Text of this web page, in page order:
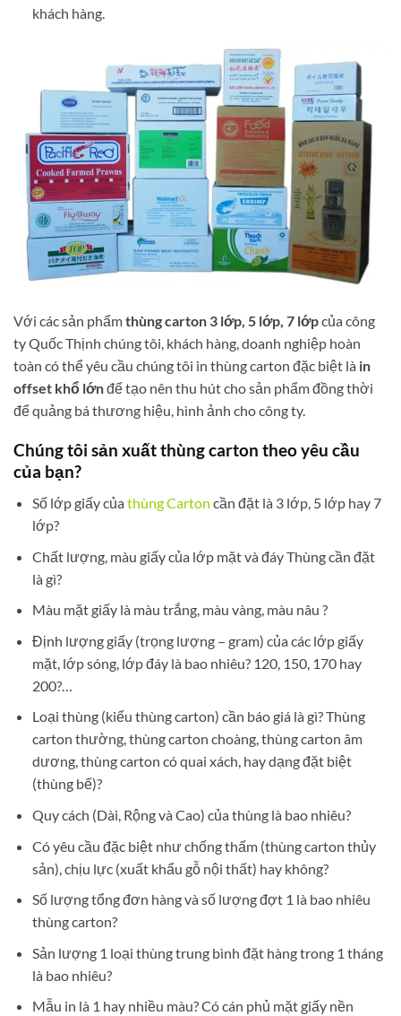
khách hàng.
Với các sản phẩmthùng carton 3 lớp, 5 lớp, 7 lớpcủa công
ty Quốc Thịnh chúng tôi, khách hàng, doanh nghiệp hoàn
toàn có thể yêu cầu chúng tôi in thùng carton đặc biệt là in
offset khổ lớnđể tạo nên thu hút cho sản phẩm đồng thời
để quảng bá thương hiệu, hình ảnh cho công ty.
Chúng tôi sản xuất thùng carton theo yêu cầu
của bạn?
Số lớp giấy củathùng Carton cần đặt là 3 lớp, 5 lớp hay 7
lớp?
Chất lượng, màu giấy của lớp mặt và đáy Thùng cần đặt
là gì?
Màu mặt giấy là màu trắng, màu vàng, màu nâu ?
Định lượng giấy (trọng lượng – gram) của các lớp giấy
mặt, lớp sóng, lớp đáy là bao nhiêu? 120, 150, 170 hay
200?…
Loại thùng (kiểu thùng carton) cần báo giá là gì? Thùng
carton thường, thùng carton choàng, thùng carton âm
dương, thùng carton có quai xách, hay dạng đặt biệt
(thùng bế)?
Quy cách (Dài, Rộng và Cao) của thùng là bao nhiêu?
Có yêu cầu đặc biệt như chống thấm (thùng carton thủy
sản), chịu lực (xuất khẩu gỗ nội thất) hay không?
Số lượng tổng đơn hàng và số lượng đợt 1 là bao nhiêu
thùng carton?
Sản lượng 1 loại thùng trung bình đặt hàng trong 1 tháng
là bao nhiêu?
Mẫu in là 1 hay nhiều màu? Có cán phủ mặt giấy nền